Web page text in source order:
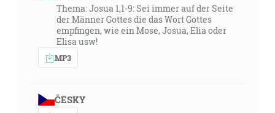
Thema: Josua 1,1-9: Sei immer auf der Seite
der Männer Gottes die das Wort Gottes
empfingen, wie ein Mose, Josua, Elia oder
Elisa usw!
MP3
ČESKY